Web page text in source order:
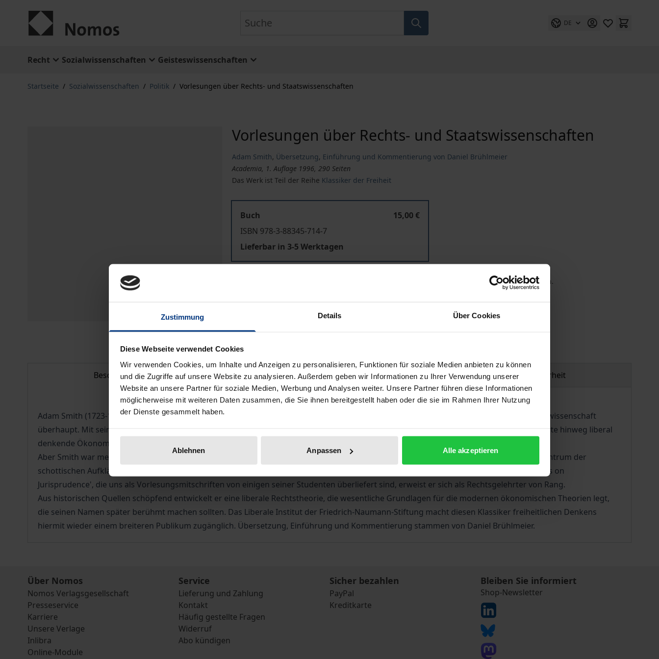
Zustimmung Details Über Cookies
Diese Webseite verwendet Cookies
Wir verwenden Cookies, um Inhalte und Anzeigen zu personalisieren, Funktionen für soziale Medien anbieten zu können
und die Zugriffe auf unsere Website zu analysieren. Außerdem geben wir Informationen zu Ihrer Verwendung unserer
Website an unsere Partner für soziale Medien, Werbung und Analysen weiter. Unsere Partner führen diese Informationen
möglicherweise mit weiteren Daten zusammen, die Sie ihnen bereitgestellt haben oder die sie im Rahmen Ihrer Nutzung
der Dienste gesammelt haben.
Ablehnen Anpassen Alle akzeptieren
DE
Recht Sozialwissenschaften Geisteswissenschaften
Startseite / Sozialwissenschaften / Politik / Vorlesungen über Rechts- und Staatswissenschaften
Vorlesungen über Rechts- und Staatswissenschaften
Adam Smith, Übersetzung, Einführung und Kommentierung von Daniel Brühlmeier
Academia, 1. Auflage 1996, 290 Seiten
Das Werk ist Teil der Reihe Klassiker der Freiheit
Buch
15,00 €
ISBN 978-3-88345-714-7
Lieferbar in 3-5 Werktagen
Preisangaben inkl. MwSt. Abhängig von der Lieferadresse kann die MwSt. an der Kasse variieren.
Beschreibung Bibliografische Angaben Produktsicherheit
Adam Smith (1723-1790) gilt als einer der großen Pioniere marktwirtschaftlichen Denkens, wenn nicht sogar als der Vater der Wirtschaftswissenschaft
überhaupt. Mit seinem berühmten Werk'The Wealth of Nations' (Der Wohlstand der Nationen) aus dem Jahre 1776 hat er über Jahrhunderte hinweg liberal
denkende Ökonomen inspiriert.
Aber Smith war mehr als ein bloßer Ökonom. Der Professor der Moralphilosophie, der an der Universität von Glasgow - dem geistigen Zentrum der
schottischen Aufklärung des 18. Jahrhunderts - lehrte, war ein umfassend gebildeter Universalgelehrter. In den hier vorliegenden 'Lectures on
Jurisprudence', die uns als Vorlesungsmitschriften von einigen seiner Studenten überliefert sind, erweist er sich als Rechtsgelehrter von Rang.
Aus historischen Quellen schöpfend entwickelt er eine liberale Rechtstheorie, die wesentliche Grundlagen für die modernen ökonomischen Theorien legt,
die seinen Namen später berühmt machen sollten. Das Liberale Institut der Friedrich-Naumann-Stiftung macht diesen Klassiker freiheitlichen Denkens
hiermit wieder einem breiteren Publikum zugänglich. Übersetzung, Einführung und Kommentierung stammen von Daniel Brühlmeier.
Über Nomos
Nomos Verlagsgesellschaft
Presseservice
Karriere
Unsere Verlage
Inlibra
Online-Module
Service
Lieferung und Zahlung
Kontakt
Häufig gestellte Fragen
Widerruf
Abo kündigen
Sicher bezahlen
PayPal
Kreditkarte
Bleiben Sie informiert
Shop-Newsletter